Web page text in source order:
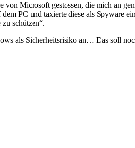
von Microsoft gestossen, die mich an
PC und taxierte diese als Spyware
schützen“.
als Sicherheitsrisiko an… Das soll